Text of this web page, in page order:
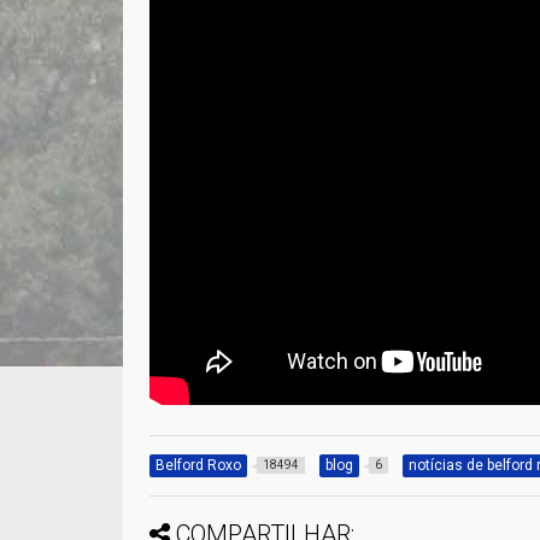
Belford Roxo 18494 blog 6 notícias de belford
COMPARTILHAR: